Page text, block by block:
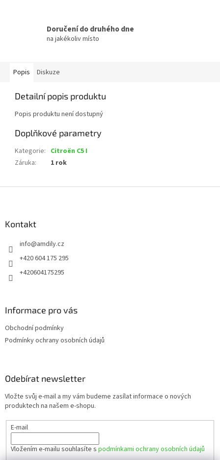
Doručení do druhého dne
na jakékoliv místo
Popis Diskuze
Detailní popis produktu
Popis produktu není dostupný
Doplňkové parametry
Kategorie: Citroën C5 I
Záruka: 1 rok
Kontakt
info@amdily.cz
+420 604 175 295
+420604175295
Informace pro vás
Obchodní podmínky
Podmínky ochrany osobních údajů
Odebírat newsletter
Vložte svůj e-mail a my vám budeme zasílat informace o nových
produktech na našem e-shopu.
E-mail
Vložením e-mailu souhlasíte s podmínkami ochrany osobních údajů